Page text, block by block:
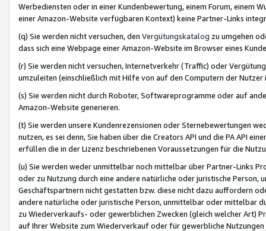
Werbediensten oder in einer Kundenbewertung, einem Forum, einem
einer Amazon-Website verfügbaren Kontext) keine Partner-Links
(q) Sie werden nicht versuchen, den Vergütungskatalog zu umgehen
dass sich eine Webpage einer Amazon-Website im Browser eines
(r) Sie werden nicht versuchen, Internetverkehr (Traffic) oder
umzuleiten (einschließlich mit Hilfe von auf den Computern der
(s) Sie werden nicht durch Roboter, Softwareprogramme oder auf
Amazon-Website generieren.
(t) Sie werden unsere Kundenrezensionen oder Sternebewertungen
nutzen, es sei denn, Sie haben über die Creators API und die PA API
erfüllen die in der Lizenz beschriebenen Voraussetzungen für die
(u) Sie werden weder unmittelbar noch mittelbar über Partner-Links
oder zu Nutzung durch eine andere natürliche oder juristische
Geschäftspartnern nicht gestatten bzw. diese nicht dazu auffordern
andere natürliche oder juristische Person, unmittelbar oder mittelbar
zu Wiederverkaufs- oder gewerblichen Zwecken (gleich welcher Art)
auf Ihrer Website zum Wiederverkauf oder für gewerbliche